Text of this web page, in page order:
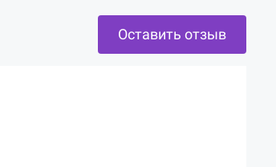
Оставить отзыв